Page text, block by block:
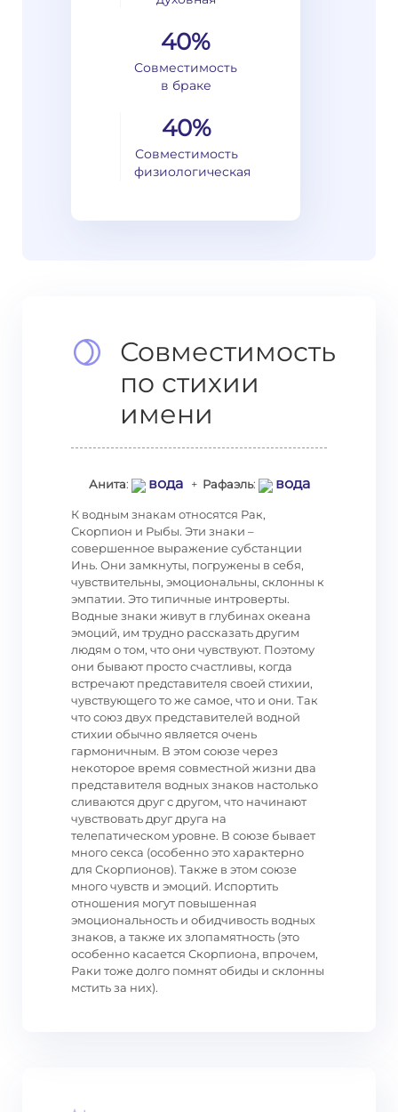
40%
Совместимость
в браке
40%
Совместимость
физиологическая
Совместимость
по стихии
имени
Анита: вода+ Рафаэль: вода
К водным знакам относятся Рак,
Скорпион и Рыбы. Эти знаки –
совершенное выражение субстанции
Инь. Они замкнуты, погружены в себя,
чувствительны, эмоциональны, склонны к
эмпатии. Это типичные интроверты.
Водные знаки живут в глубинах океана
эмоций, им трудно рассказать другим
людям о том, что они чувствуют. Поэтому
они бывают просто счастливы, когда
встречают представителя своей стихии,
чувствующего то же самое, что и они. Так
что союз двух представителей водной
стихии обычно является очень
гармоничным. В этом союзе через
некоторое время совместной жизни два
представителя водных знаков настолько
сливаются друг с другом, что начинают
чувствовать друг друга на
телепатическом уровне. В союзе бывает
много секса (особенно это характерно
для Скорпионов). Также в этом союзе
много чувств и эмоций. Испортить
отношения могут повышенная
эмоциональность и обидчивость водных
знаков, а также их злопамятность (это
особенно касается Скорпиона, впрочем,
Раки тоже долго помнят обиды и склонны
мстить за них).